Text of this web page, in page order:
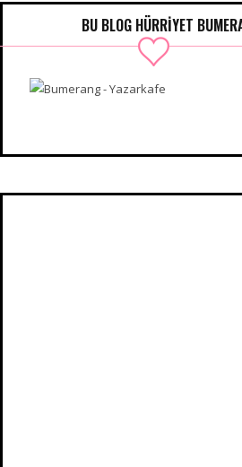
BU BLOG HÜRRIYET